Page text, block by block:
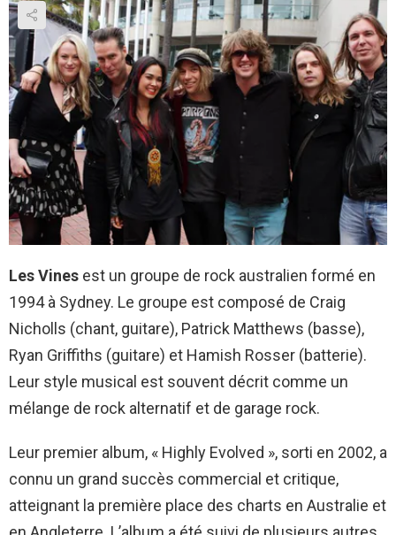
Les Vines est un groupe de rock australien formé en
1994 à Sydney. Le groupe est composé de Craig
Nicholls (chant, guitare), Patrick Matthews (basse),
Ryan Griffiths (guitare) et Hamish Rosser (batterie).
Leur style musical est souvent décrit comme un
mélange de rock alternatif et de garage rock.
Leur premier album, « Highly Evolved », sorti en 2002, a
connu un grand succès commercial et critique,
atteignant la première place des charts en Australie et